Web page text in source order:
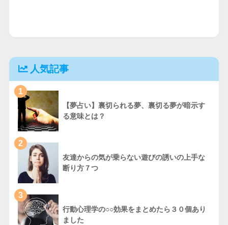
人気記事
1
【夢占い】裏切られる夢、裏切る夢が暗示す
る意味とは？
2
友達からの気が乗らない遊びの誘いの上手な
断り方７つ
3
行動心理学の○○効果をまとめたら３０個あり
ました